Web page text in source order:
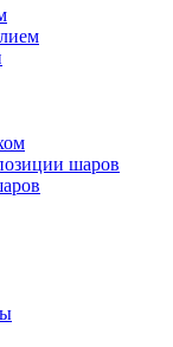
шаров